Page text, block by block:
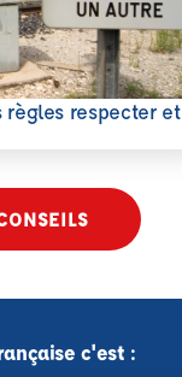
règles respecter et
c'est :